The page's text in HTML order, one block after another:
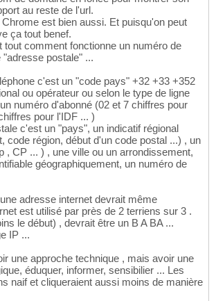
au reste de l'url.
est bien aussi. Et puisqu'on peut
ça tout benef.
tout comment fonctionne un numéro de
"adresse postale" ...
c'est un "code pays" +32 +33 +352
ou opérateur ou selon le type de ligne
numéro d'abonné (02 et 7 chiffres pour
pour l'IDF ... )
c'est un "pays", un indicatif régional
code région, début d'un code postal ...) , un
, CP ... ) , une ville ou un arrondissement,
géographiquement, un numéro de
adresse internet devrait même
est utilisé par près de 2 terriens sur 3 .
le début) , devrait être un B A BA ...
IP ...
une approche technique , mais avoir une
éduquer, informer, sensibilier ... Les
naif et cliqueraient aussi moins de manière